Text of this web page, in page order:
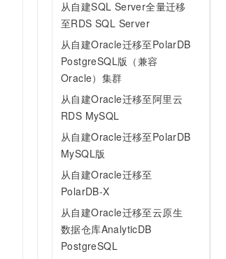
从自建SQL Server全量迁移
至RDS SQL Server
从自建Oracle迁移至PolarDB
PostgreSQL版（兼容
Oracle）集群
从自建Oracle迁移至阿里云
RDS MySQL
从自建Oracle迁移至PolarDB
MySQL版
从自建Oracle迁移至
PolarDB-X
从自建Oracle迁移至云原生
数据仓库AnalyticDB
PostgreSQL